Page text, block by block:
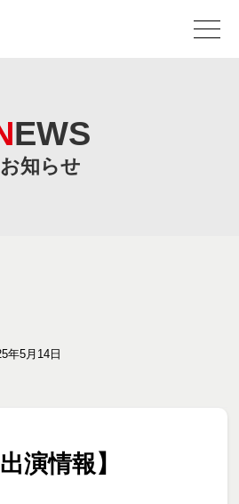
NEWS
お知らせ
年5月14日
演情報】